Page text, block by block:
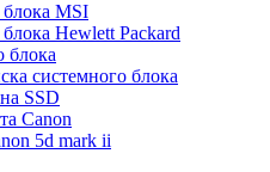
MSI
Hewlett Packard
блока
системного блока
SSD
Canon
5d mark ii